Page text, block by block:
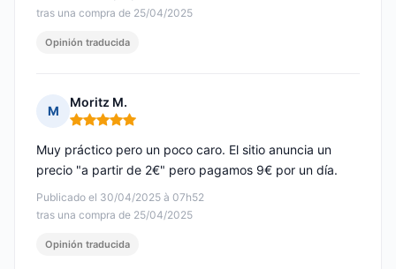
tras una compra de 25/04/2025
Opinión traducida
M
Moritz M.
Nota: 5 de 5
Publicado el 30/04/2025 à 07h52
tras una compra de 25/04/2025
Muy práctico pero un poco caro. El sitio anuncia un
precio "a partir de 2€" pero pagamos 9€ por un día.
Opinión traducida